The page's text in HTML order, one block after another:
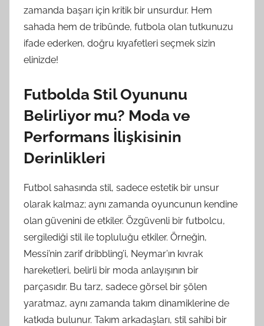
zamanda başarı için kritik bir unsurdur. Hem
sahada hem de tribünde, futbola olan tutkunuzu
ifade ederken, doğru kıyafetleri seçmek sizin
elinizde!
Futbolda Stil Oyununu
Belirliyor mu? Moda ve
Performans İlişkisinin
Derinlikleri
Futbol sahasında stil, sadece estetik bir unsur
olarak kalmaz; aynı zamanda oyuncunun kendine
olan güvenini de etkiler. Özgüvenli bir futbolcu,
sergilediği stil ile topluluğu etkiler. Örneğin,
Messi’nin zarif dribbling’i, Neymar’ın kıvrak
hareketleri, belirli bir moda anlayışının bir
parçasıdır. Bu tarz, sadece görsel bir şölen
yaratmaz, aynı zamanda takım dinamiklerine de
katkıda bulunur. Takım arkadaşları, stil sahibi bir